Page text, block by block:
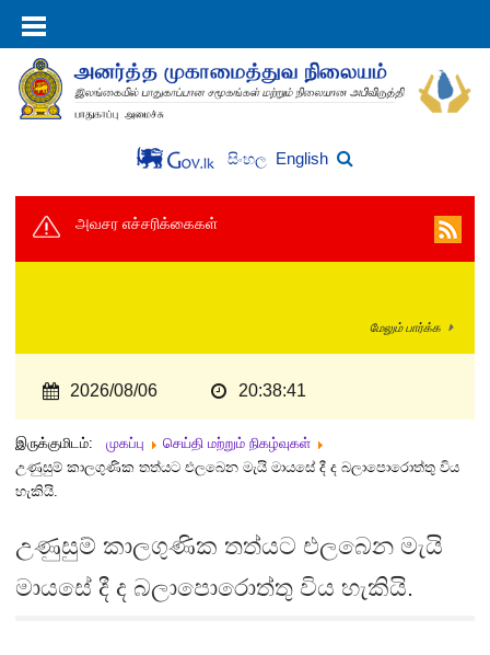
සිංහල English
அவசர எச்சரிக்கைகள்
மேலும் பார்க்க
2026/08/06 20:38:41
இருக்குமிடம்: முகப்பு
செய்தி மற்றும் நிகழ்வுகள்
උණුසුම් කාලගුණික තත්යට එලබෙන මැයි මායසේ දී ද බලාපොරොත්තු විය
හැකියි.
උණුසුම් කාලගුණික තත්යට එලබෙන මැයි
මායසේ දී ද බලාපොරොත්තු විය හැකියි.